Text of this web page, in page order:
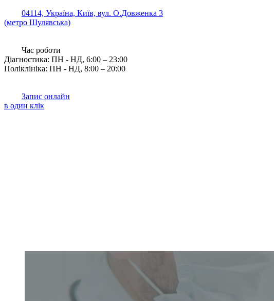
04114, Україна, Київ, вул. О.Довженка 3
(метро Шулявська)
Час роботи
Діагностика: ПН - НД, 6:00 – 23:00
Поліклініка: ПН - НД, 8:00 – 20:00
Запис онлайн
в один клік